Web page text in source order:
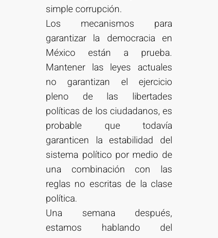
simple corrupción.
Los mecanismos para
garantizar la democracia en
México están a prueba.
Mantener las leyes actuales
no garantizan el ejercicio
pleno de las libertades
políticas de los ciudadanos, es
probable que todavía
garanticen la estabilidad del
sistema político por medio de
una combinación con las
reglas no escritas de la clase
política.
Una semana después,
estamos hablando del